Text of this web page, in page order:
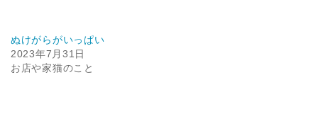
ぬけがらがいっぱい
2023年7月31日
お店や家猫のこと